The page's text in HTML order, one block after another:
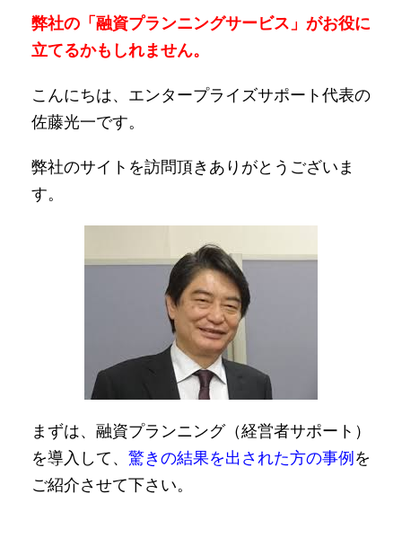
弊社の「融資プランニングサービス」がお役に
立てるかもしれません。
こんにちは、エンタープライズサポート代表の
佐藤光一です。
弊社のサイトを訪問頂きありがとうございま
す。
まずは、融資プランニング（経営者サポート）
を導入して、 驚きの結果を出された方の事例 を
ご紹介させて下さい。